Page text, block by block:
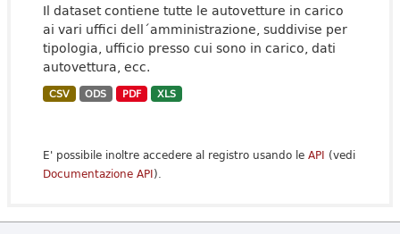
Il dataset contiene tutte le autovetture in carico
ai vari uffici dell´amministrazione, suddivise per
tipologia, ufficio presso cui sono in carico, dati
autovettura, ecc.
CSV ODS PDF XLS
E' possibile inoltre accedere al registro usando le API (vedi
Documentazione API).